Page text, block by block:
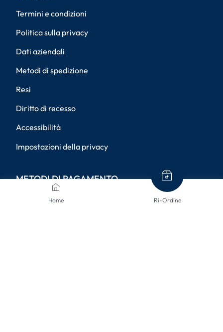
Home Ri-Ordine
Termini e condizioni
Politica sulla privacy
Dati aziendali
Metodi di spedizione
Resi
Diritto di recesso
Accessibilità
Impostazioni della privacy
METODI DI PAGAMENTO